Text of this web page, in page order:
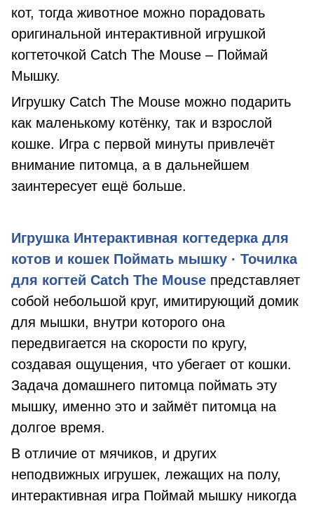
кот, тогда животное можно порадовать
оригинальной интерактивной игрушкой
когтеточкой Catch The Mouse – Поймай
Мышку.
Игрушку Catch The Mouse можно подарить
как маленькому котёнку, так и взрослой
кошке. Игра с первой минуты привлечёт
внимание питомца, а в дальнейшем
заинтересует ещё больше.
Игрушка Интерактивная когтедерка для
котов и кошек Поймать мышку · Точилка
для когтей Catch The Mouse представляет
собой небольшой круг, имитирующий домик
для мышки, внутри которого она
передвигается на скорости по кругу,
создавая ощущения, что убегает от кошки.
Задача домашнего питомца поймать эту
мышку, именно это и займёт питомца на
долгое время.
В отличие от мячиков, и других
неподвижных игрушек, лежащих на полу,
интерактивная игра Поймай мышку никогда